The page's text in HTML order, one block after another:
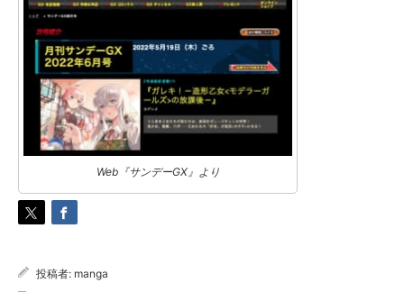
Web『サンデーGX』より
投稿者: manga